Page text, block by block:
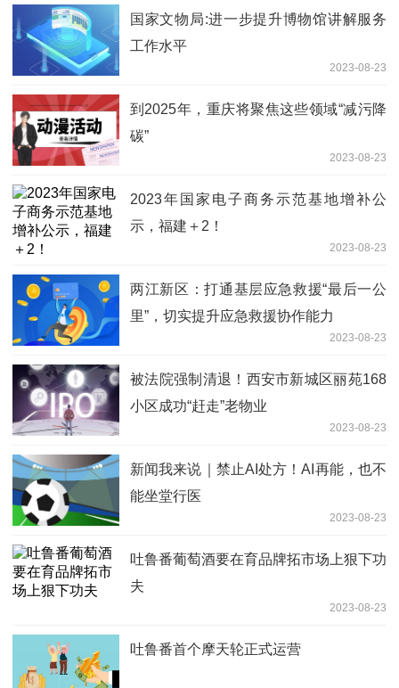
国家文物局:进一步提升博物馆讲解服务
工作水平
2023-08-23
到2025年，重庆将聚焦这些领域“减污降
碳”
2023-08-23
2023年国家电子商务示范基地增补公
示，福建＋2！
2023-08-23
两江新区：打通基层应急救援“最后一公
里”，切实提升应急救援协作能力
2023-08-23
被法院强制清退！西安市新城区丽苑168
小区成功“赶走”老物业
2023-08-23
新闻我来说｜禁止AI处方！AI再能，也不
能坐堂行医
2023-08-23
吐鲁番葡萄酒要在育品牌拓市场上狠下功
夫
2023-08-23
吐鲁番首个摩天轮正式运营